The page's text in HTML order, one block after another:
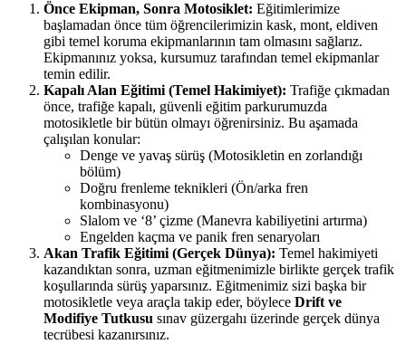
Önce Ekipman, Sonra Motosiklet: Eğitimlerimize
başlamadan önce tüm öğrencilerimizin kask, mont, eldiven
gibi temel koruma ekipmanlarının tam olmasını sağlarız.
Ekipmanınız yoksa, kursumuz tarafından temel ekipmanlar
temin edilir.
Kapalı Alan Eğitimi (Temel Hakimiyet): Trafiğe çıkmadan
önce, trafiğe kapalı, güvenli eğitim parkurumuzda
motosikletle bir bütün olmayı öğrenirsiniz. Bu aşamada
çalışılan konular:
Denge ve yavaş sürüş (Motosikletin en zorlandığı
bölüm)
Doğru frenleme teknikleri (Ön/arka fren
kombinasyonu)
Slalom ve ‘8’ çizme (Manevra kabiliyetini artırma)
Engelden kaçma ve panik fren senaryoları
Akan Trafik Eğitimi (Gerçek Dünya): Temel hakimiyeti
kazandıktan sonra, uzman eğitmenimizle birlikte gerçek trafik
koşullarında sürüş yaparsınız. Eğitmenimiz sizi başka bir
motosikletle veya araçla takip eder, böylece Drift ve
Modifiye Tutkusu sınav güzergahı üzerinde gerçek dünya
tecrübesi kazanırsınız.